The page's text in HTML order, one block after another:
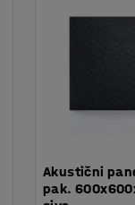
Akustični
pak.